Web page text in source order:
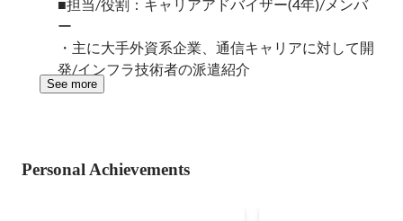
■担当/役割：キャリアアドバイザー(4年)/メンバ
ー
・主に大手外資系企業、通信キャリアに対して開
発/インフラ技術者の派遣紹介
See more
Personal Achievements